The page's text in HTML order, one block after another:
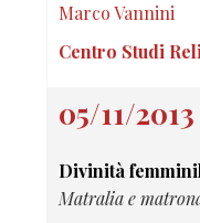
Marco Vannini
Centro Studi
05/11/2013
Divinità
Matralia e